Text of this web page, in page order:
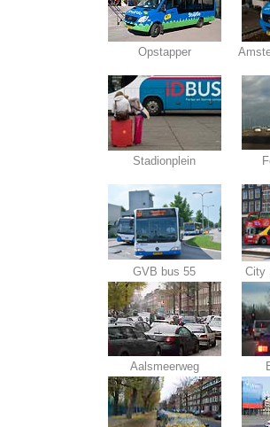
Opstapper
Stadionplein
GVB bus 55 City
Aalsmeerweg